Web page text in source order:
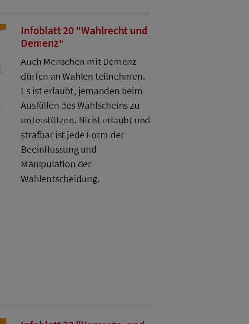
Infoblatt 20 "Wahlrecht und
Demenz"
Auch Menschen mit Demenz
dürfen an Wahlen teilnehmen.
Es ist erlaubt, jemanden beim
Ausfüllen des Wahlscheins zu
unterstützen. Nicht erlaubt und
strafbar ist jede Form der
Beeinflussung und
Manipulation der
Wahlentscheidung.